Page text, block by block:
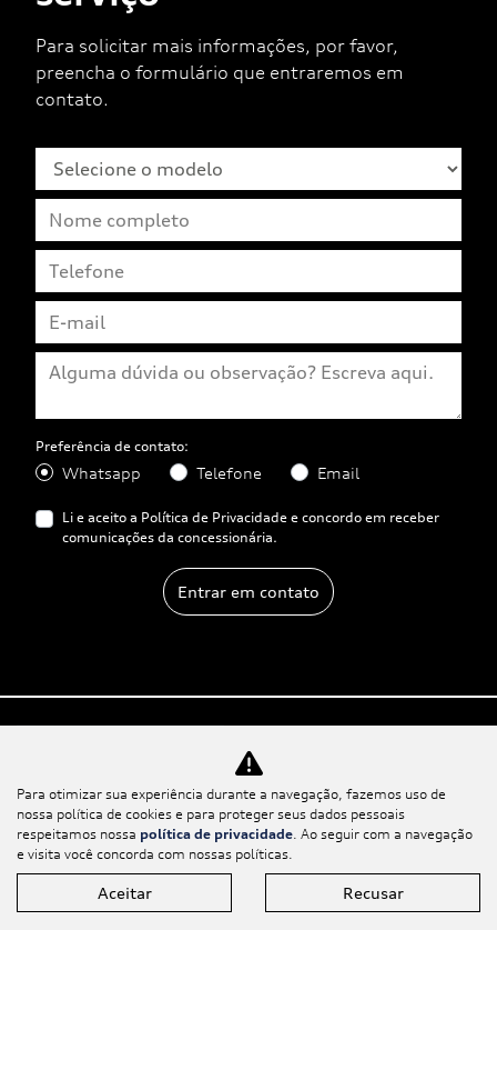
Para solicitar mais informações, por favor,
preencha o formulário que entraremos em
contato.
Preferência de contato:
Whatsapp Telefone Email
Li e aceito a Política de Privacidade e concordo em receber
comunicações da concessionária.
Entrar em contato
Modelos
Mapa do site
Para otimizar sua experiência durante a navegação, fazemos uso de
nossa política de cookies e para proteger seus dados pessoais
respeitamos nossa política de privacidade. Ao seguir com a navegação
e visita você concorda com nossas políticas.
Aceitar Recusar